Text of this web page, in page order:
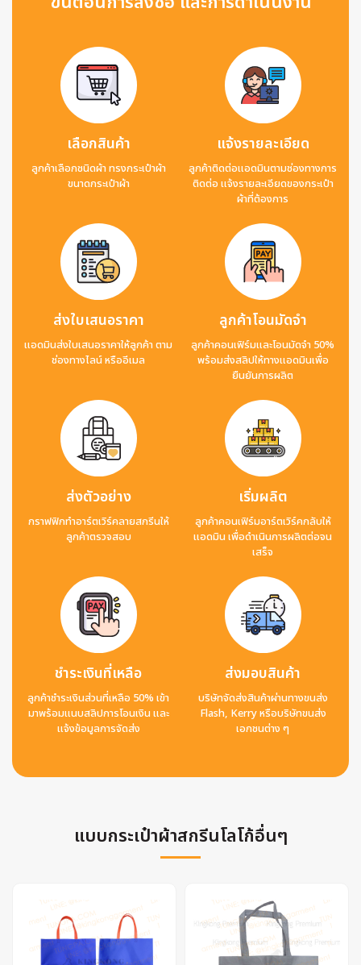
เลือกสินค้า
ลูกค้าเลือกชนิดผ้า ทรงกระเป๋าผ้า
ขนาดกระเป๋าผ้า
แจ้งรายละเอียด
ลูกค้าติดต่อแอดมินตามช่องทางการ
ติดต่อ แจ้งรายละเอียดของกระเป๋า
ผ้าที่ต้องการ
ส่งใบเสนอราคา
แอดมินส่งใบเสนอราคาให้ลูกค้า ตาม
ช่องทางไลน์ หรืออีเมล
ลูกค้าโอนมัดจำ
ลูกค้าคอนเฟิร์มและโอนมัดจำ 50%
พร้อมส่งสลิปให้ทางแอดมินเพื่อ
ยืนยันการผลิต
ส่งตัวอย่าง
กราฟฟิกทำอาร์ตเวิร์คลายสกรีนให้
ลูกค้าตรวจสอบ
เริ่มผลิต
ลูกค้าคอนเฟิร์มอาร์ตเวิร์คกลับให้
แอดมิน เพื่อดำเนินการผลิตต่อจน
เสร็จ
ชำระเงินที่เหลือ
ลูกค้าชำระเงินส่วนที่เหลือ 50% เข้า
มาพร้อมแนบสลิปการโอนเงิน และ
แจ้งข้อมูลการจัดส่ง
ส่งมอบสินค้า
บริษัทจัดส่งสินค้าผ่านทางขนส่ง
Flash, Kerry หรือบริษัทขนส่ง
เอกชนต่าง ๆ
แบบกระเป๋าผ้าสกรีนโลโก้อื่นๆ